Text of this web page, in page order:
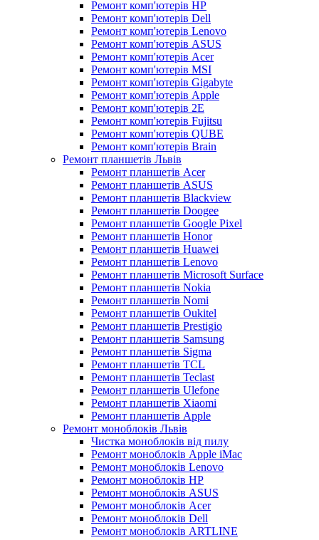
Ремонт комп'ютерів HP
Ремонт комп'ютерів Dell
Ремонт комп'ютерів Lenovo
Ремонт комп'ютерів ASUS
Ремонт комп'ютерів Acer
Ремонт комп'ютерів MSI
Ремонт комп'ютерів Gigabyte
Ремонт комп'ютерів Apple
Ремонт комп'ютерів 2E
Ремонт комп'ютерів Fujitsu
Ремонт комп'ютерів QUBE
Ремонт комп'ютерів Brain
Ремонт планшетів Львів
Ремонт планшетів Acer
Ремонт планшетів ASUS
Ремонт планшетів Blackview
Ремонт планшетів Doogee
Ремонт планшетів Google Pixel
Ремонт планшетів Honor
Ремонт планшетів Huawei
Ремонт планшетів Lenovo
Ремонт планшетів Microsoft Surface
Ремонт планшетів Nokia
Ремонт планшетів Nomi
Ремонт планшетів Oukitel
Ремонт планшетів Prestigio
Ремонт планшетів Samsung
Ремонт планшетів Sigma
Ремонт планшетів TCL
Ремонт планшетів Teclast
Ремонт планшетів Ulefone
Ремонт планшетів Xiaomi
Ремонт планшетів Apple
Ремонт моноблоків Львів
Чистка моноблоків від пилу
Ремонт моноблоків Apple iMac
Ремонт моноблоків Lenovo
Ремонт моноблоків HP
Ремонт моноблоків ASUS
Ремонт моноблоків Acer
Ремонт моноблоків Dell
Ремонт моноблоків ARTLINE